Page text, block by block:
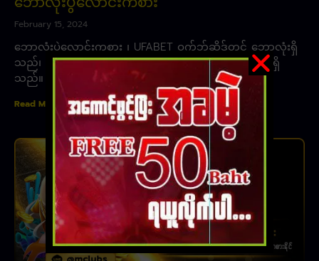
February 15, 2024
ဘောလုံးပွဲလောင်းကစား ၊ UFABET ဝက်ဘ်ဆိုဒ်တွင် ဘောလုံးရှိ
သည်၊ ဘောလုံးတွင် ufabet၊ လောင်းကစားပုံစံအသစ်များရှိ
သည်။ UFA နှင့်အတူ
Read More »